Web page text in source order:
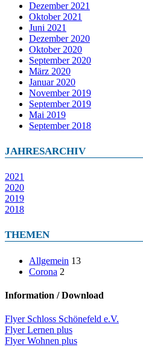
Dezember 2021
Oktober 2021
Juni 2021
Dezember 2020
Oktober 2020
September 2020
März 2020
Januar 2020
November 2019
September 2019
Mai 2019
September 2018
JAHRESARCHIV
2021
2020
2019
2018
THEMEN
Allgemein 13
Corona 2
Information / Download
Flyer Schloss Schönefeld e.V.
Flyer Lernen plus
Flyer Wohnen plus